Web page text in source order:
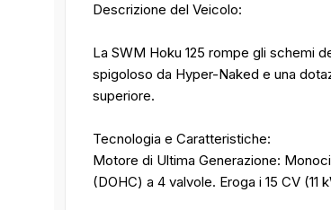
Descrizione del Veicolo:
La SWM Hoku 125 rompe gli schemi
spigoloso da Hyper-Naked e una
superiore.
Tecnologia e Caratteristiche:
Motore di Ultima Generazione:
(DOHC) a 4 valvole. Eroga i 15 CV